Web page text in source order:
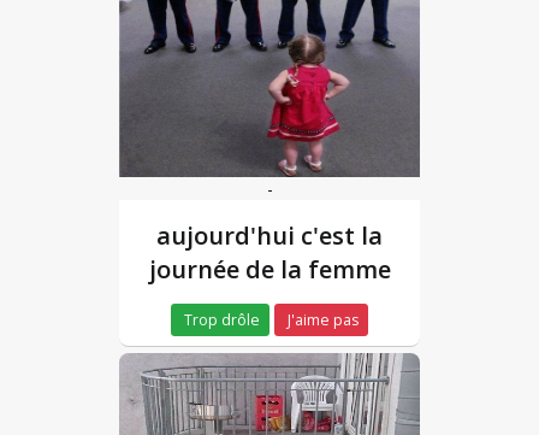
-
aujourd'hui c'est la
journée de la femme
Trop drôle J'aime pas